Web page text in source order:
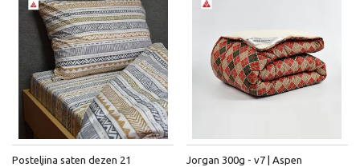
Posteljina saten dezen 21
Jorgan 300g - v7 | Aspen